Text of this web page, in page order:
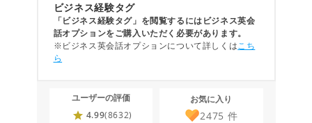
ビジネス経験タグ
「ビジネス経験タグ」を閲覧するにはビジネス英会
話オプションをご購入いただく必要があります。
※ビジネス英会話オプションについて詳しくはこち
ら
ユーザーの評価
4.99(8632)
お気に入り
2475 件